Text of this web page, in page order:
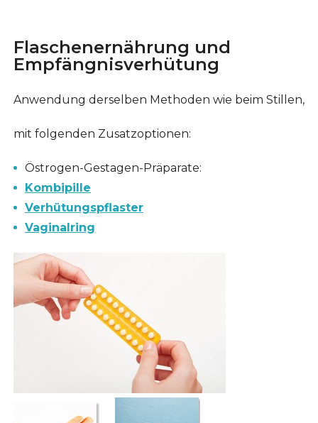
Flaschenernährung und
Empfängnisverhütung
Anwendung derselben Methoden wie beim Stillen,
mit folgenden Zusatzoptionen:
Östrogen-Gestagen-Präparate:
Kombipille
Verhütungspflaster
Vaginalring